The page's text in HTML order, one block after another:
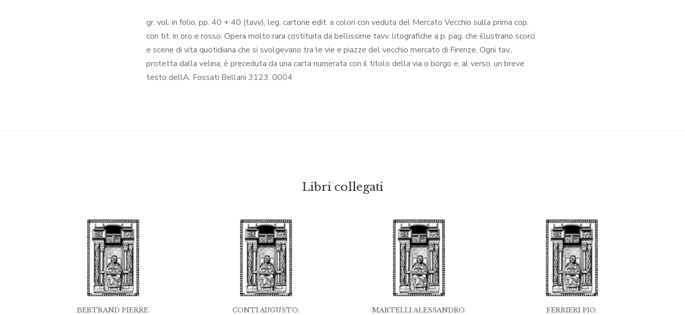
gr. vol. in folio, pp. 40 + 40 (tavv), leg. cartone edit. a colori con veduta del Mercato Vecchio sulla prima cop.
con tit. in oro e rosso. Opera molto rara costituita da bellissime tavv. litografiche a p. pag. che illustrano scorci
e scene di vita quotidiana che si svolgevano tra le vie e piazze del vecchio mercato di Firenze. Ogni tav.,
protetta dalla velina, è preceduta da una carta numerata con il titolo della via o borgo e, al verso, un breve
testo dellA. Fossati Bellani 3123. 0004
Libri collegati
BERTRAND PIERRE. CONTI AUGUSTO. MARTELLI ALESSANDRO. FERRIERI PIO.